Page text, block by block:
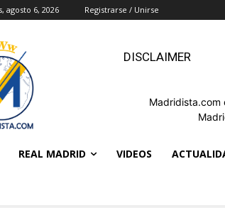
agosto 6, 2026 Registrarse / Unirse
DISCLAIMER
Madridista.com
REAL MADRID VIDEOS